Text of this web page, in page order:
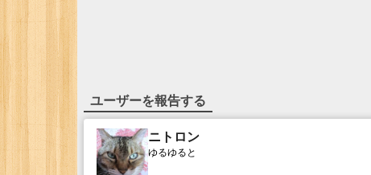
ユーザーを報告する
ニトロン
ゆるゆると